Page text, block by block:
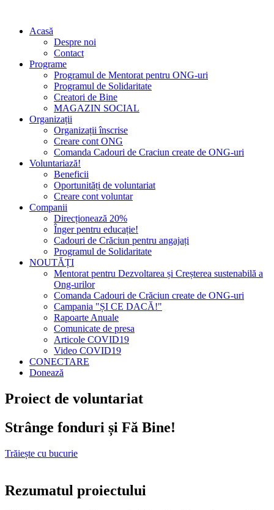
Acasă
Despre noi
Contact
Programe
Programul de Mentorat pentru ONG-uri
Programul de Solidaritate
Creatori de Bine
MAGAZIN SOCIAL
Organizații
Organizații înscrise
Creare cont ONG
Comanda Cadouri de Craciun create de ONG-uri
Voluntariază!
Beneficii
Oportunități de voluntariat
Creare cont voluntar
Companii
Direcționează 20%
Înger pentru educație!
Cadouri de Crăciun pentru angajați
Programul de Solidaritate
NOUTĂȚI
Mentorat pentru Dezvoltarea și Creșterea sustenabilă a
Ong-urilor
Comanda Cadouri de Crăciun create de ONG-uri
Campania "ȘI CE DACĂ!"
Rapoarte Anuale
Comunicate de presa
Articole COVID19
Video COVID19
CONECTARE
Donează
Proiect de voluntariat
Strânge fonduri și Fă Bine!
Trăiește cu bucurie
Rezumatul proiectului